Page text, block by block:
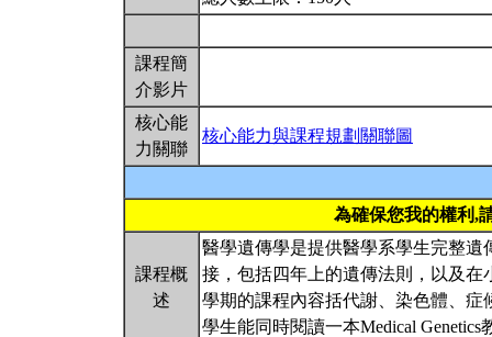
課程簡
介影片
核心能
力關聯
核心能力與課程規劃關聯圖
為確保您我的權利,
課程概
述
醫學遺傳學是提供醫學系學生完整
接，包括四年上的遺傳法則，以及
學期的課程內容括代謝、染色體、
學生能同時閱讀一本Medical Genetics